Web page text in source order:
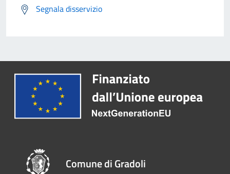
Segnala disservizio
Comune di Gradoli